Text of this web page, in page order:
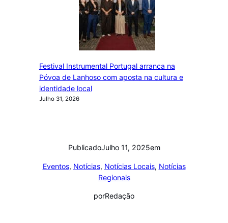
Festival Instrumental Portugal arranca na
Póvoa de Lanhoso com aposta na cultura e
identidade local
Julho 31, 2026
PublicadoJulho 11, 2025em
Eventos, Notícias, Notícias Locais, Notícias
Regionais
porRedação